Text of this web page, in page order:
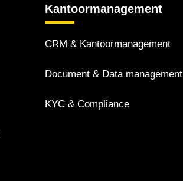
Kantoor­management
CRM & Kantoor­management
Document & Data management
KYC & Compliance